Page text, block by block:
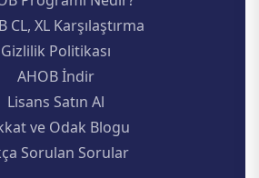
CL, XL Karşılaştırma
Gizlilik Politikası
AHOB İndir
Lisans Satın Al
ve Odak Blogu
Sorulan Sorular